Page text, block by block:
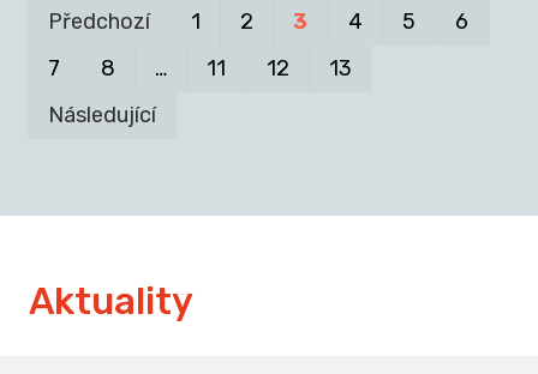
Předchozí 1 2 3 4 5
6
7
8 … 11 12
13
Následující
Aktuality